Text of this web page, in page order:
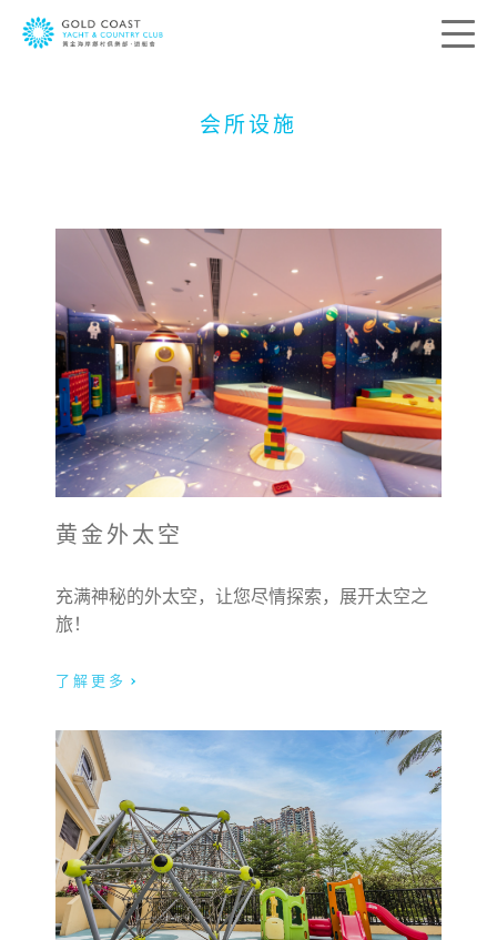
会所设施
黄金外太空
充满神秘的外太空，让您尽情探索，展开太空之
旅！
了解更多
联络我们
您的宝贵意见是带领我们前进的方向。我
们希望了解您的所思所想，借此送上最切
合您个人需要的服务。请在下列方格提供
您的意见及联络资料，我们会尽快与您联
络。
称呼:
名字:
姓氏: